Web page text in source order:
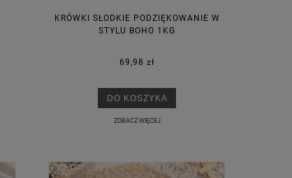
KRÓWKI SŁODKIE PODZIĘKOWANIE W
STYLU BOHO 1KG
69,98 zł
DO KOSZYKA
ZOBACZ WIĘCEJ